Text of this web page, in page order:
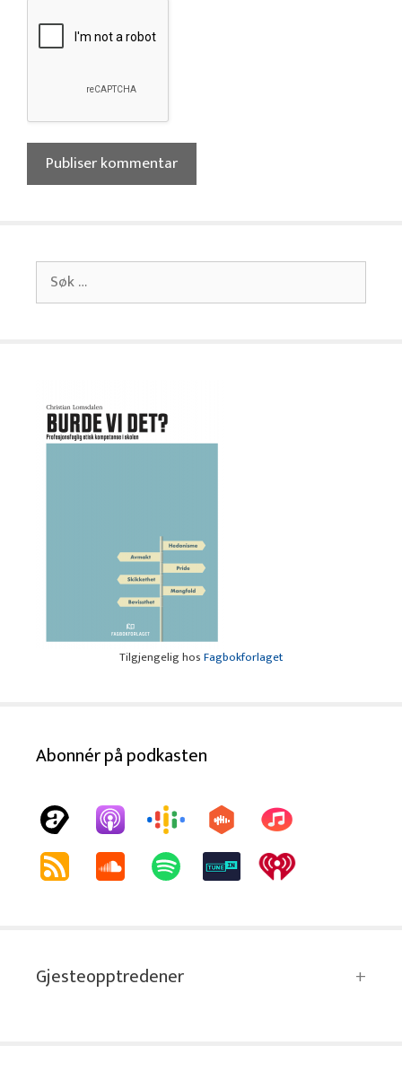
Søk
etter:
Tilgjengelig hosFagbokforlaget
Abonnér på podkasten
Gjesteopptredener